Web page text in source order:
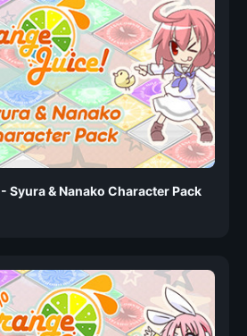
Syura & Nanako Character Pack